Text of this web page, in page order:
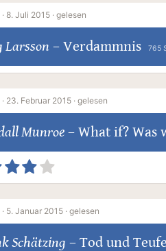
· 8. Juli 2015 · gelesen
Larsson – Verdammnis 765
· 23. Februar 2015 · gelesen
Munroe– What if? Was
· 5. Januar 2015 · gelesen
Schätzing – Tod und